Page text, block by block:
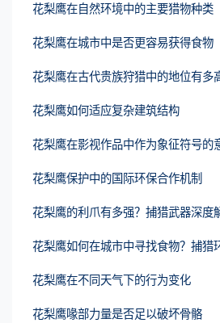
花梨鹰在自然环境中的主要猎物种类
花梨鹰在城市中是否更容易获得食物
花梨鹰在古代贵族狩猎中的地位有多
花梨鹰如何适应复杂建筑结构
花梨鹰在影视作品中作为象征符号的
花梨鹰保护中的国际环保合作机制
花梨鹰的利爪有多强？捕猎武器深度
花梨鹰如何在城市中寻找食物？捕猎
花梨鹰在不同天气下的行为变化
花梨鹰喙部力量是否足以破坏骨骼